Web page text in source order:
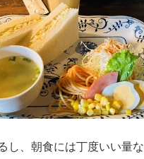
し、朝食には丁度いい量な